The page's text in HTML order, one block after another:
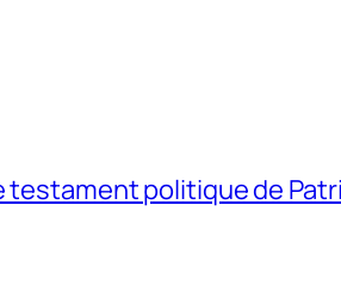
testament politique de